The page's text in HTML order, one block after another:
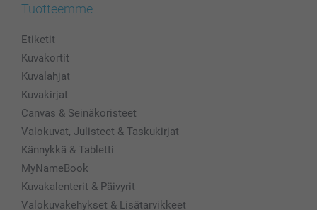
Tuotteemme
Etiketit
Kuvakortit
Kuvalahjat
Kuvakirjat
Canvas & Seinäkoristeet
Valokuvat, Julisteet & Taskukirjat
Kännykkä & Tabletti
MyNameBook
Kuvakalenterit & Päivyrit
Valokuvakehykset & Lisätarvikkeet